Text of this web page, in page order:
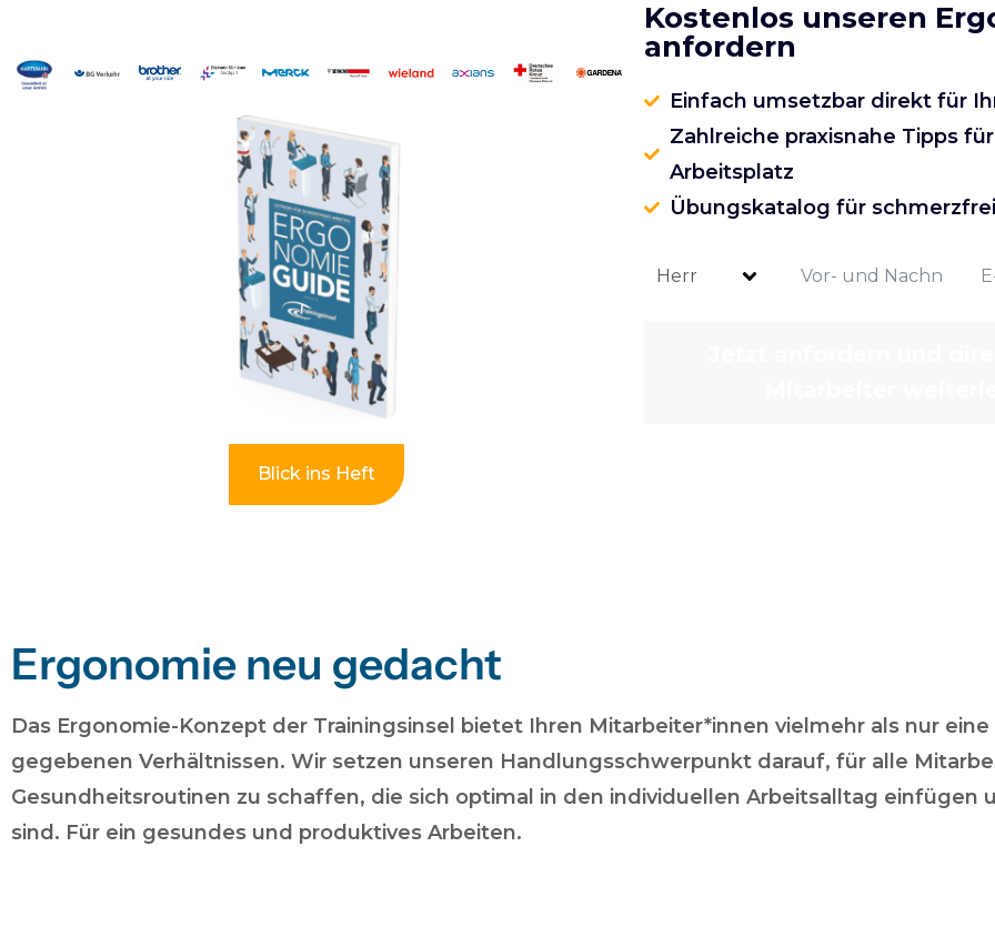
Blick ins Heft
Kostenlos unseren
anfordern
Einfach umsetzbar direkt für
Zahlreiche praxisnahe Tipps
Arbeitsplatz
Übungskatalog für
Ergonomie neu gedacht
Das Ergonomie-Konzept der Trainingsinsel bietet Ihren Mitarbeiter*innen vielmehr als nur
gegebenen Verhältnissen. Wir setzen unseren Handlungsschwerpunkt darauf, für alle
Gesundheitsroutinen zu schaffen, die sich optimal in den individuellen Arbeitsalltag einfügen
sind. Für ein gesundes und produktives Arbeiten.